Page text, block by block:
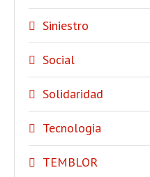
Siniestro
Social
Solidaridad
Tecnologia
TEMBLOR